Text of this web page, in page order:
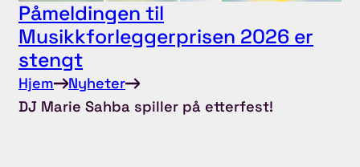
Påmeldingen til
Musikkforleggerprisen 2026 er
stengt
Hjem
Nyheter
DJ Marie Sahba spiller på etterfest!